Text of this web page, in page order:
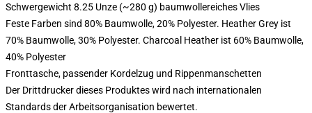
Schwergewicht 8.25 Unze (~280 g) baumwollereiches Vlies
Feste Farben sind 80% Baumwolle, 20% Polyester. Heather Grey ist
70% Baumwolle, 30% Polyester. Charcoal Heather ist 60% Baumwolle,
40% Polyester
Fronttasche, passender Kordelzug und Rippenmanschetten
Der Drittdrucker dieses Produktes wird nach internationalen
Standards der Arbeitsorganisation bewertet.